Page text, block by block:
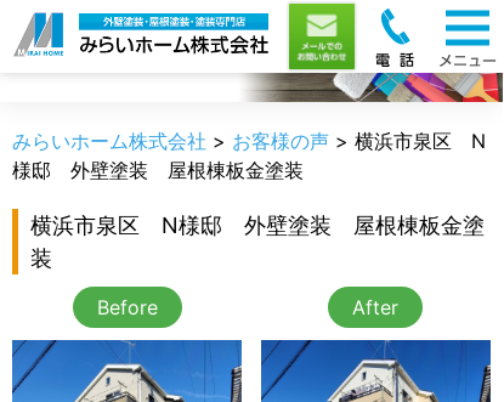
お客様の声
みらいホーム株式会社 > お客様の声 > 横浜市泉区 N
様邸 外壁塗装 屋根棟板金塗装
横浜市泉区 N様邸 外壁塗装 屋根棟板金塗
装
Before After